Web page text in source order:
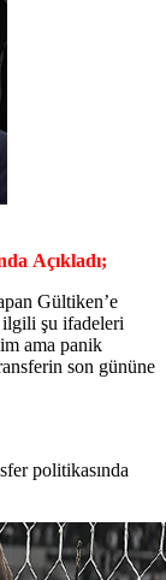
Açıkladı;
Gültiken’e
ilgili şu ifadeleri
ama panik
son gününe
politikasında